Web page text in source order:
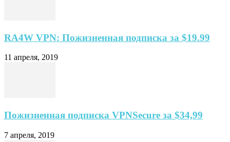
RA4W VPN: Пожизненная подписка за $19.99
11 апреля, 2019
Пожизненная подписка VPNSecure за $34,99
7 апреля, 2019